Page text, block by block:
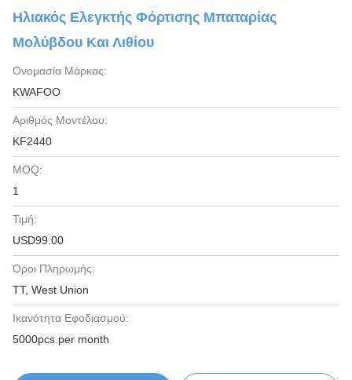
Ηλιακός Ελεγκτής Φόρτισης Μπαταρίας
Μολύβδου Και Λιθίου
Ονομασία Μάρκας:
KWAFOO
Αριθμός Μοντέλου:
KF2440
MOQ:
1
Τιμή:
USD99.00
Όροι Πληρωμής:
TT, West Union
Ικανότητα Εφοδιασμού:
5000pcs per month